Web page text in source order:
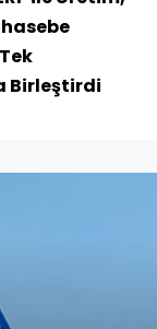
Birleştirdi